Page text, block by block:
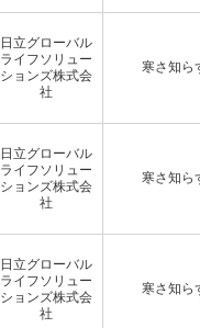
日立グローバル
ライフソリュー
ションズ株式会
社
寒さ知ら
日立グローバル
ライフソリュー
ションズ株式会
社
寒さ知ら
日立グローバル
ライフソリュー
ションズ株式会
社
寒さ知ら